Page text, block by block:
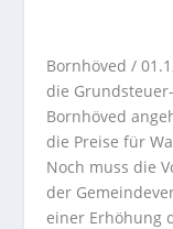
Bornhöved /
die
Bornhöved
die Preise für
Noch muss die
der
einer Erhöhung